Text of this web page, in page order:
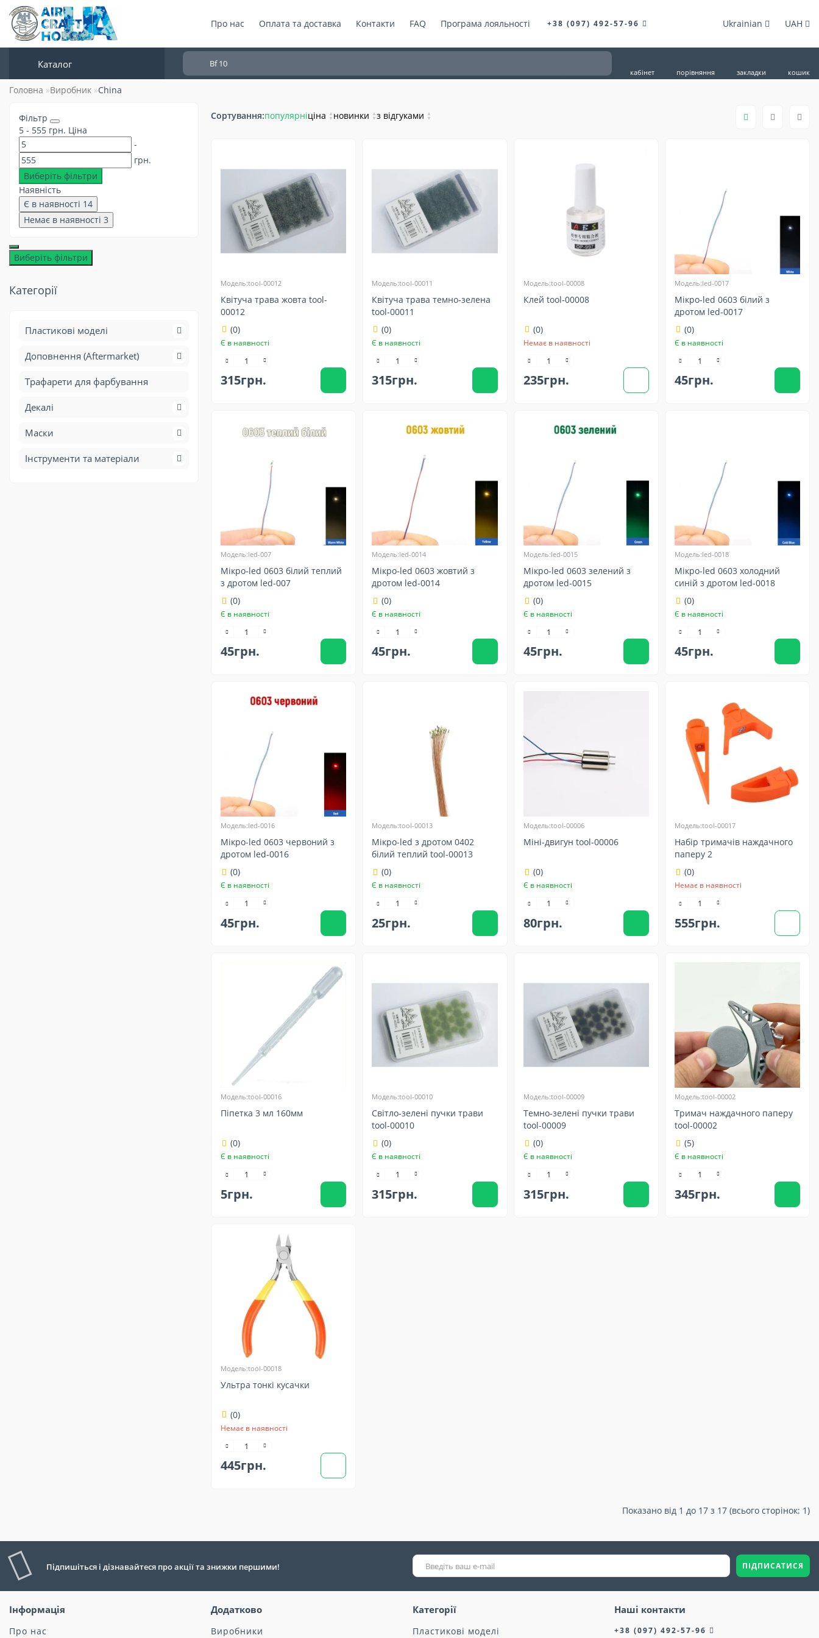
Про нас Оплата та доставка Контакти FAQ Програма лояльності +38 (097) 492-57-96 UAH
Ukrainian
Каталог
кабінет порівняння закладки кошик
Головна Виробник China
Фільтр
5 - 555 грн. Ціна
-
грн.
Виберіть фільтри
Наявність
Є в наявності 14
Немає в наявності 3
Виберіть фільтри
Категорії
Пластикові моделі
Доповнення (Aftermarket)
Трафарети для фарбування
Декалі
Маски
Інструменти та матеріали
Сортування:популярніціна ▲
▼ новинки ▲
▼з відгуками ▲
▼
Модель:tool-00012
Квітуча трава жовта tool-
00012
(0)
Є в наявності
315грн.
Модель:tool-00011
Квітуча трава темно-зелена
tool-00011
(0)
Є в наявності
315грн.
Модель:tool-00008
Клей tool-00008
(0)
Немає в наявності
235грн.
Модель:led-0017
Мікро-led 0603 білий з
дротом led-0017
(0)
Є в наявності
45грн.
Модель:led-007
Мікро-led 0603 білий теплий
з дротом led-007
(0)
Є в наявності
45грн.
Модель:led-0014
Мікро-led 0603 жовтий з
дротом led-0014
(0)
Є в наявності
45грн.
Модель:led-0015
Мікро-led 0603 зелений з
дротом led-0015
(0)
Є в наявності
45грн.
Модель:led-0018
Мікро-led 0603 холодний
синій з дротом led-0018
(0)
Є в наявності
45грн.
Модель:led-0016
Мікро-led 0603 червоний з
дротом led-0016
(0)
Є в наявності
45грн.
Модель:tool-00013
Мікро-led з дротом 0402
білий теплий tool-00013
(0)
Є в наявності
25грн.
Модель:tool-00006
Міні-двигун tool-00006
(0)
Є в наявності
80грн.
Модель:tool-00017
Набір тримачів наждачного
паперу 2
(0)
Немає в наявності
555грн.
Модель:tool-00016
Піпетка 3 мл 160мм
(0)
Є в наявності
5грн.
Модель:tool-00010
Світло-зелені пучки трави
tool-00010
(0)
Є в наявності
315грн.
Модель:tool-00009
Темно-зелені пучки трави
tool-00009
(0)
Є в наявності
315грн.
Модель:tool-00002
Тримач наждачного паперу
tool-00002
(5)
Є в наявності
345грн.
Модель:tool-00018
Ультра тонкі кусачки
(0)
Немає в наявності
445грн.
Показано від 1 до 17 з 17 (всього сторінок: 1)
Підпишіться і дізнавайтеся про акції та знижки першими! ПІДПИСАТИСЯ
Інформація
Про нас
Додатково
Виробники
Категорії
Пластикові моделі
Наші контакти
+38 (097) 492-57-96